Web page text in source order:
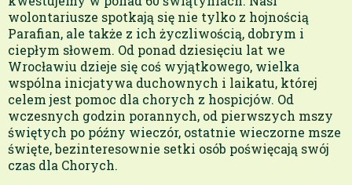
wolontariusze spotkają się nie tylko z hojnością
Parafian, ale także z ich życzliwością, dobrym i
ciepłym słowem. Od ponad dziesięciu lat we
Wrocławiu dzieje się coś wyjątkowego, wielka
wspólna inicjatywa duchownych i laikatu, której
celem jest pomoc dla chorych z hospicjów. Od
wczesnych godzin porannych, od pierwszych mszy
świętych po późny wieczór, ostatnie wieczorne msze
święte, bezinteresownie setki osób poświęcają swój
czas dla Chorych.